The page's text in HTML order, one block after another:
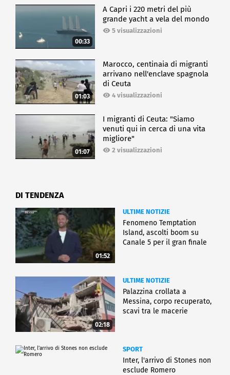
00:33
A Capri i 220 metri del più
grande yacht a vela del mondo
5 visualizzazioni
01:03
Marocco, centinaia di migranti
arrivano nell'enclave spagnola
di Ceuta
4 visualizzazioni
01:07
I migranti di Ceuta: "Siamo
venuti qui in cerca di una vita
migliore"
2 visualizzazioni
DI TENDENZA
01:52
ULTIME NOTIZIE
Fenomeno Temptation
Island, ascolti boom su
Canale 5 per il gran finale
02:18
ULTIME NOTIZIE
Palazzina crollata a
Messina, corpo recuperato,
scavi tra le macerie
SPORT
Inter, l'arrivo di Stones non
esclude Romero